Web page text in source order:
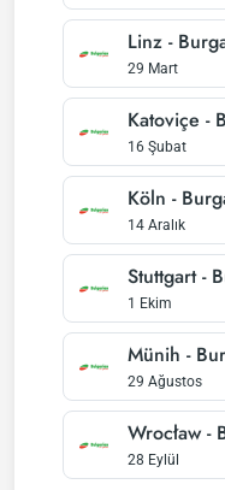
Linz -
29 Mart
Katoviçe -
16 Şubat
Köln -
14 Aralık
Stuttgart-
1 Ekim
Münih -
29 Ağustos
Wrocław-
28 Eylül